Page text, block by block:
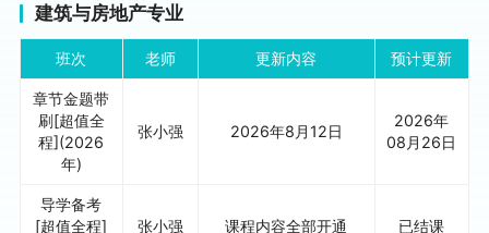
建筑与房地产专业
班次 老师 更新内容 预计更新
章节金题带
刷[超值全
程](2026
年)
张小强 2026年8月12日
2026年
08月26日
导学备考
[超值全程]
张小强 课程内容全部开通 已结课